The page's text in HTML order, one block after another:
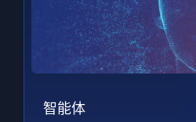
智能体